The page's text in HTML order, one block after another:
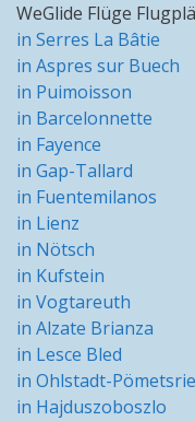
WeGlide Flüge
in Serres La Bâtie
in Aspres sur Buech
in Puimoisson
in Barcelonnette
in Fayence
in Gap-Tallard
in Fuentemilanos
in Lienz
in Nötsch
in Kufstein
in Vogtareuth
in Alzate Brianza
in Lesce Bled
in Ohlstadt-
in Hajduszoboszlo